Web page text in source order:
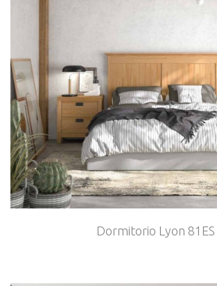
Dormitorio Lyon 81ES